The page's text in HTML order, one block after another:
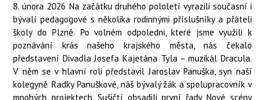
8. února 2026 Na začátku druhého pololetí vyrazili současní i
bývalí pedagogové s několika rodinnými příslušníky a přáteli
školy do Plzně. Po volném odpoledni, které jsme využili k
poznávání krás našeho krajského města, nás čekalo
představení Divadla Josefa Kajetána Tyla – muzikál Dracula.
V něm se v hlavní roli představil Jaroslav Panuška, syn naší
kolegyně Radky Panuškové, náš bývalý žák a spolupracovník v
mnohých projektech. Sušičtí obsadili první řady Nové scény